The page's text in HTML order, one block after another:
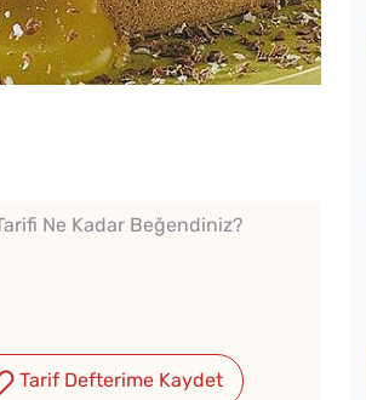
Ne Kadar Beğendiniz?
Tarif Defterime Kaydet